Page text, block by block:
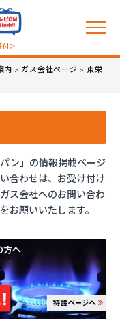
付＞
内 >ガス会社ページ > 東栄
ン」の情報掲載ページ
合わせは、お受け付け
ス会社へのお問い合わ
お願いいたします。